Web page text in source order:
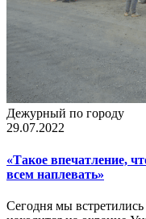
Дежурный по городу
29.07.2022
«Такое впечатление,
всем наплевать»
Сегодня мы